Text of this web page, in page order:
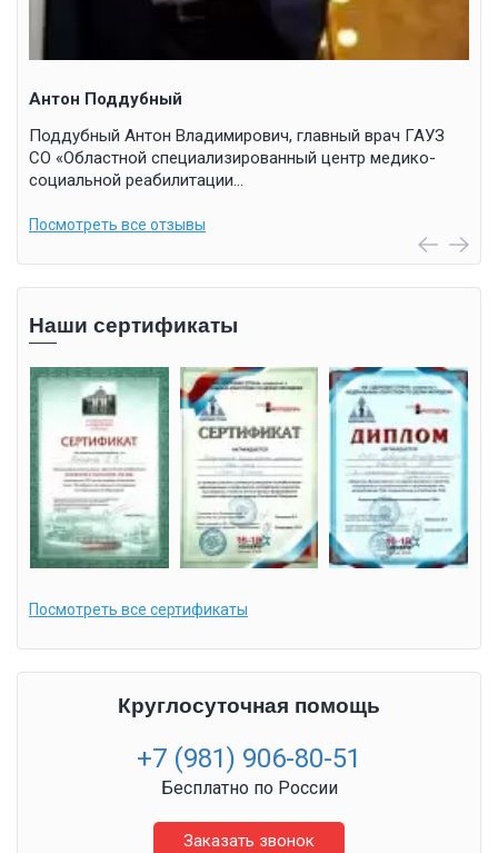
Антон Поддубный
Поддубный Антон Владимирович, главный врач ГАУЗ
СО «Областной специализированный центр медико-
социальной реабилитации…
Посмотреть все отзывы
Наши сертификаты
Посмотреть все сертификаты
Круглосуточная помощь
+7 (981) 906-80-51
Бесплатно по России
Заказать звонок